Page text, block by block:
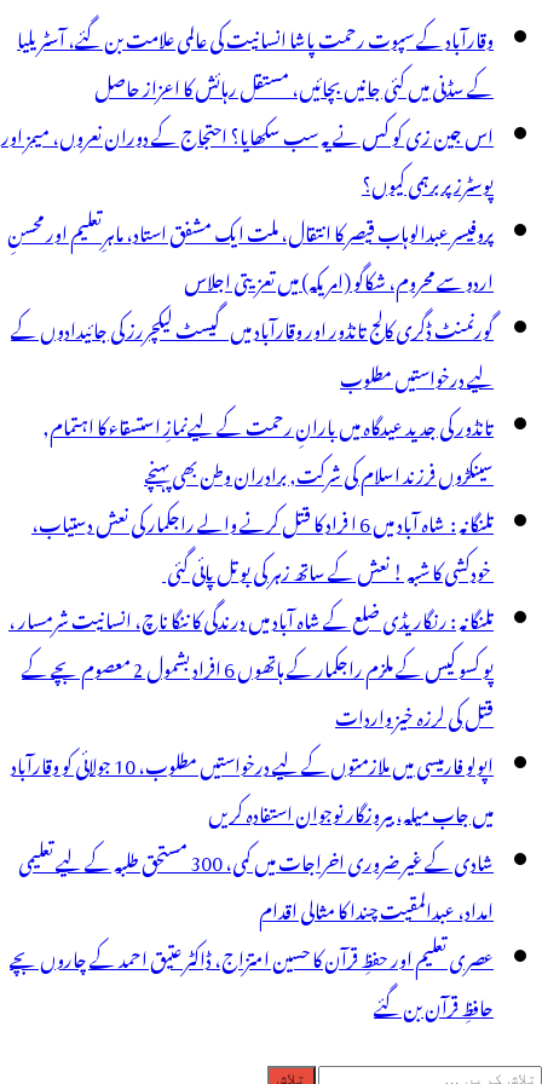
وقارآباد کے سپوت رحمت پاشا انسانیت کی عالمی علامت بن گئے، آسٹریلیا
کے سڈنی میں کئی جانیں بچائیں، مستقل رہائش کا اعزاز حاصل
اس جین زی کو کس نے یہ سب سکھایا؟ احتجاج کے دوران نعروں، میمز اور
پوسٹرز پر برہمی کیوں؟
پروفیسر عبدالوہاب قیصر کا انتقال، ملت ایک مشفق استاد، ماہرِتعلیم اور محسنِ
اردو سے محروم، شکاگو (امریکہ) میں تعزیتی اجلاس
گورنمنٹ ڈگری کالج تانڈور اور وقارآباد میں گیسٹ لیکچررز کی جائیدادوں کے
لیے درخواستیں مطلوب
تانڈور کی جدید عیدگاہ میں بارانِ رحمت کے لیےنمازِ استسقاء کا اہتمام,
سینکڑوں فرزند اسلام کی شرکت, برادران وطن بھی پہنچے
تلنگانہ : شاہ آباد میں 6 ا فراد کا قتل کرنے والے راجکمار کی نعش دستیاب،
خودکشی کا شبہ ! نعش کے ساتھ زہر کی بوتل پائی گئی
تلنگانہ : رنگاریڈی ضلع کے شاہ آباد میں درندگی کا ننگا ناچ، انسانیت شرمسار ،
پو کسو کیس کے ملزم راجکمار کے ہاتھوں 6 افراد بشمول 2 معصوم بچے کے
قتل کی لرزہ خیز واردات
اپولو فارمیسی میں ملازمتوں کے لیے درخواستیں مطلوب، 10 جولائی کو وقارآباد
میں جاب میلہ، بیروزگار نوجوان استفادہ کریں
شادی کے غیر ضروری اخراجات میں کمی، 300 مستحق طلبہ کے لیے تعلیمی
امداد، عبدالمقیت چندا کا مثالی اقدام
عصری تعلیم اور حفظِ قرآن کا حسین امتزاج، ڈاکٹر عتیق احمد کے چاروں بچے
حافظِ قرآن بن گئے
تلاش